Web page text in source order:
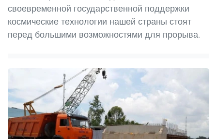
своевременной государственной поддержки
космические технологии нашей страны стоят
перед большими возможностями для прорыва.